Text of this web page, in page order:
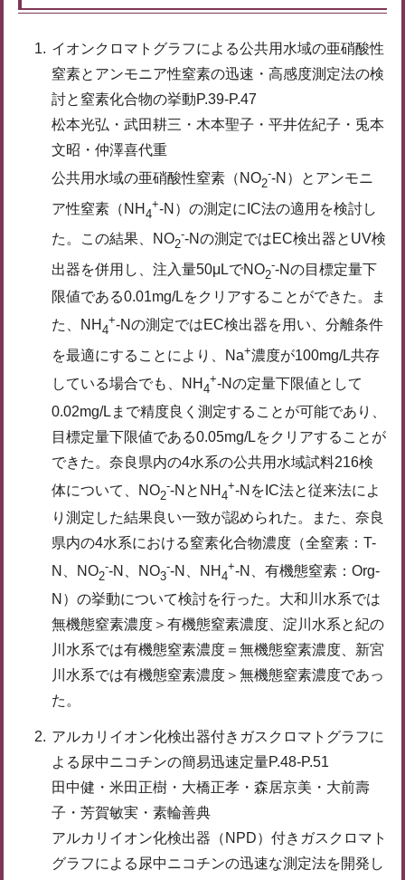
イオンクロマトグラフによる公共用水域の亜硝酸性
窒素とアンモニア性窒素の迅速・高感度測定法の検
討と窒素化合物の挙動P.39-P.47
松本光弘・武田耕三・木本聖子・平井佐紀子・兎本
文昭・仲澤喜代重
公共用水域の亜硝酸性窒素（NO2
--N）とアンモニ
ア性窒素（NH 4
+-N）の測定にIC法の適用を検討し
た。この結果、NO2
--Nの測定ではEC検出器とUV検
出器を併用し、注入量50μLでNO2
--Nの目標定量下
限値である0.01mg/Lをクリアすることができた。ま
た、NH 4
+-Nの測定ではEC検出器を用い、分離条件
を最適にすることにより、Na+濃度が100mg/L共存
している場合でも、NH 4
+-Nの定量下限値として
0.02mg/Lまで精度良く測定することが可能であり、
目標定量下限値である0.05mg/Lをクリアすることが
できた。奈良県内の4水系の公共用水域試料216検
体について、NO2
--NとNH 4
+-NをIC法と従来法によ
り測定した結果良い一致が認められた。また、奈良
県内の4水系における窒素化合物濃度（全窒素：T-
N、NO2
--N、NO3
--N、NH 4
+-N、有機態窒素：Org-
N）の挙動について検討を行った。大和川水系では
無機態窒素濃度＞有機態窒素濃度、淀川水系と紀の
川水系では有機態窒素濃度＝無機態窒素濃度、新宮
川水系では有機態窒素濃度＞無機態窒素濃度であっ
た。
アルカリイオン化検出器付きガスクロマトグラフに
よる尿中ニコチンの簡易迅速定量P.48-P.51
田中健・米田正樹・大橋正孝・森居京美・大前壽
子・芳賀敏実・素輪善典
アルカリイオン化検出器（NPD）付きガスクロマト
グラフによる尿中ニコチンの迅速な測定法を開発し